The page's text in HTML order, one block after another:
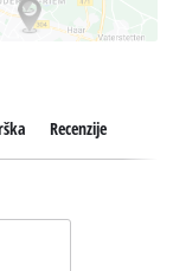
Recenzije